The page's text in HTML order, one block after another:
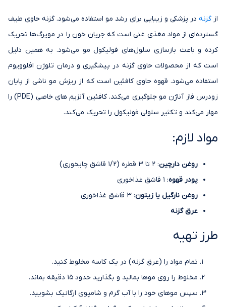
ازگزنه در پزشکی و زیبایی برای رشد مو استفاده می‌شود. گزنه حاوی طیف
گسترده‌ای از مواد مغذی غنی است که جریان خون را در مویرگ‌ها تحریک
کرده و باعث بازسازی سلول‌های فولیکول مو می‌شود. به همین دلیل
است که از محصولات حاوی گزنه در پیشگیری و درمان تلوژن افلوویوم
استفاده می‌شود. قهوه حاوی کافئین است که از ریزش مو ناشی از پایان
زودرس فاز آناژن مو جلوگیری می‌کند. کافئین آنزیم های خاصی (PDE) را
مهار می‌کند و تکثیر سلولی فولیکول را تحریک می‌کند.
مواد لازم:
روغن دارچین: 2 تا 3 قطره (1/2 قاشق چایخوری)
پودر قهوه: 1 قاشق غذاخوری
روغن نارگیل یا زیتون: 3 قاشق غذاخوری
عرق گزنه
طرز تهیه
تمام مواد را (عرق گزنه) در یک کاسه مخلوط کنید.
مخلوط را روی موها بمالید و بگذارید حدود 15 دقیقه بماند.
سپس موهای خود را با آب گرم و شامپوی ارگانیک بشویید.